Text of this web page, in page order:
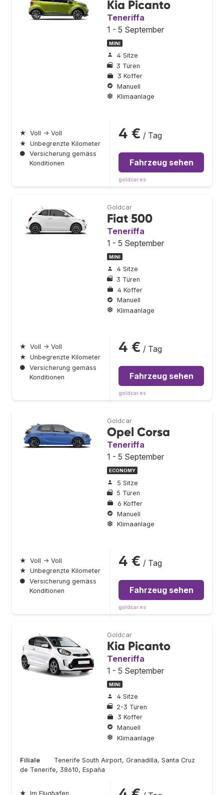
Kia Picanto
Teneriffa
1 - 5 September
MINI
4 Sitze
3 Türen
3 Koffer
Manuell
Klimaanlage
★ Voll → Voll
★ Unbegrenzte Kilometer
● Versicherung gemäss
Konditionen
4 € / Tag
Fahrzeug sehen
goldcar.es
Goldcar
Fiat 500
Teneriffa
1 - 5 September
MINI
4 Sitze
3 Türen
4 Koffer
Manuell
Klimaanlage
★ Voll → Voll
★ Unbegrenzte Kilometer
● Versicherung gemäss
Konditionen
4 € / Tag
Fahrzeug sehen
goldcar.es
Goldcar
Opel Corsa
Teneriffa
1 - 5 September
ECONOMY
5 Sitze
5 Türen
6 Koffer
Manuell
Klimaanlage
★ Voll → Voll
★ Unbegrenzte Kilometer
● Versicherung gemäss
Konditionen
4 € / Tag
Fahrzeug sehen
goldcar.es
Goldcar
Kia Picanto
Teneriffa
1 - 5 September
MINI
4 Sitze
2-3 Türen
3 Koffer
Manuell
Klimaanlage
Filiale
Tenerife South Airport, Granadilla, Santa Cruz
de Tenerife, 38610, España
★ Im Flughafen